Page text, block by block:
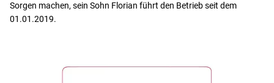
Sorgen machen, sein Sohn Florian führt den Betrieb seit dem
01.01.2019.